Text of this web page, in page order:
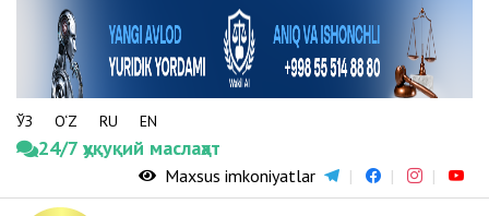
ЎЗ O‘Z RU EN
24/7 ҳуқуқий маслаҳат
Maxsus imkoniyatlar